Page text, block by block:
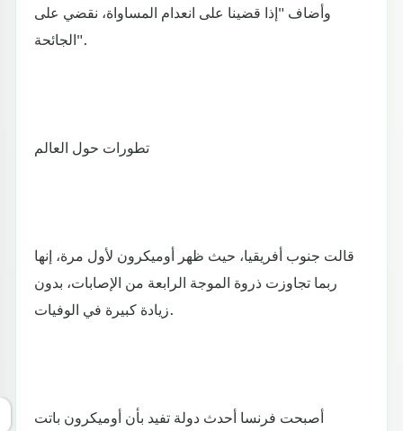
وأضاف "إذا قضينا على انعدام المساواة، نقضي على
الجائحة".
تطورات حول العالم
قالت جنوب أفريقيا، حيث ظهر أوميكرون لأول مرة، إنها
ربما تجاوزت ذروة الموجة الرابعة من الإصابات، بدون
زيادة كبيرة في الوفيات.
أصبحت فرنسا أحدث دولة تفيد بأن أوميكرون باتت